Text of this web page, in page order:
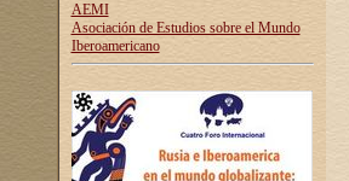
AEMI
Asociación de Estudios sobre el Mundo
Iberoamericano